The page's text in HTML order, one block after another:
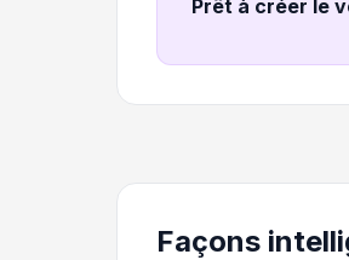
Prêt à créer le
Façons